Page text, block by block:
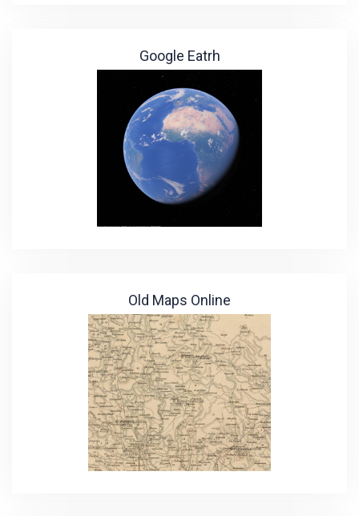
Google Eatrh
Old Maps Online